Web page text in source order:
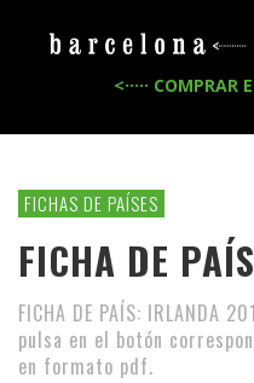
<····· COMPRAR
FICHAS DE PAÍSES
FICHA DE
FICHA DE PAÍS: IRLANDA
pulsa en el botón
en formato pdf.